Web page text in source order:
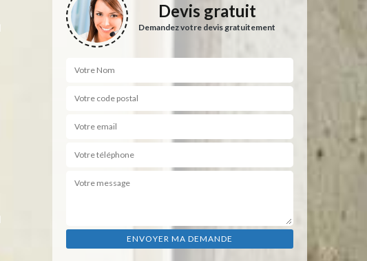
Devis gratuit
Demandez votre devis gratuitement